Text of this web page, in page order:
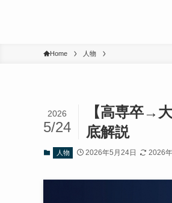
Home 人物
【高専卒→
底解説
2026
5/24
人物 2026年5月24日 2026